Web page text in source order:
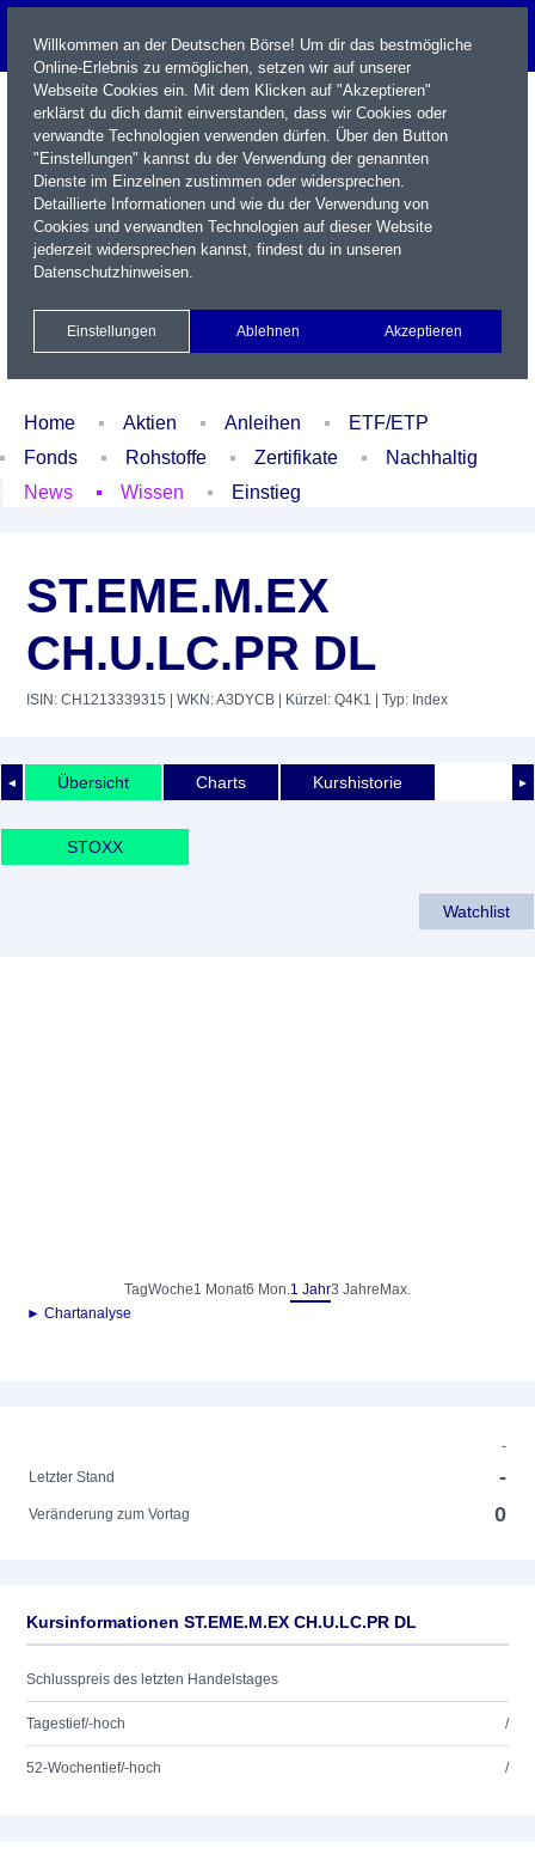
Name / WKN / ISIN / Kürzel
Xetra Realtime
Watchlist Portfolio Login
Home Aktien Anleihen
ETF/ETP
Fonds
Rohstoffe Zertifikate
Nachhaltig
News
Wissen Einstieg
ST.EME.M.EX
CH.U.LC.PR DL
ISIN: CH1213339315 | WKN: A3DYCB | Kürzel: Q4K1 | Typ: Index
◄ ►
Übersicht Charts Kurshistorie
STOXX
Watchlist
TagWoche1 Monat6 Mon.1 Jahr3 Jahre Max.
► Chartanalyse
-
Letzter Stand
-
Veränderung zum Vortag 0
Kursinformationen ST.EME.M.EX CH.U.LC.PR DL
Schlusspreis des letzten Handelstages
Tagestief/-hoch /
52-Wochentief/-hoch /
Willkommen an der Deutschen Börse! Um dir das bestmögliche
Online-Erlebnis zu ermöglichen, setzen wir auf unserer
Webseite Cookies ein. Mit dem Klicken auf "Akzeptieren"
erklärst du dich damit einverstanden, dass wir Cookies oder
verwandte Technologien verwenden dürfen. Über den Button
"Einstellungen" kannst du der Verwendung der genannten
Dienste im Einzelnen zustimmen oder widersprechen.
Detaillierte Informationen und wie du der Verwendung von
Cookies und verwandten Technologien auf dieser Website
jederzeit widersprechen kannst, findest du in unseren
Datenschutzhinweisen.
Einstellungen Ablehnen Akzeptieren